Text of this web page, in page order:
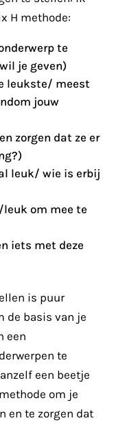
H methode:
te
je geven)
leukste/ meest
jouw
zorgen dat ze er
leuk/ wie is erbij
om mee te
iets met deze
is puur
de basis van je
een
te
een beetje
om je
en te zorgen dat